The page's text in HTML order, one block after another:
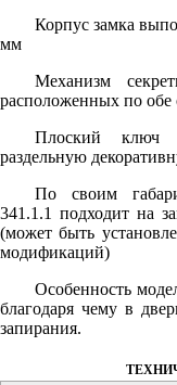
Корпус замка
мм
Механизм
расположенных по обе
Плоский ключ
раздельную
По своим
341.1.1 подходит на
(может быть
модификаций)
Особенность
благодаря чему в
запирания.